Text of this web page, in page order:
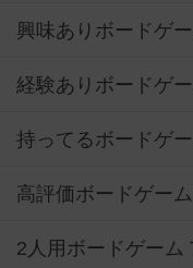
興味ありボードゲ
経験ありボードゲ
持ってるボードゲ
高評価ボードゲー
2人用ボードゲーム